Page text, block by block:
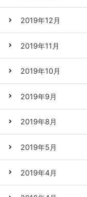
2019年12月
2019年11月
2019年10月
2019年9月
2019年8月
2019年5月
2019年4月